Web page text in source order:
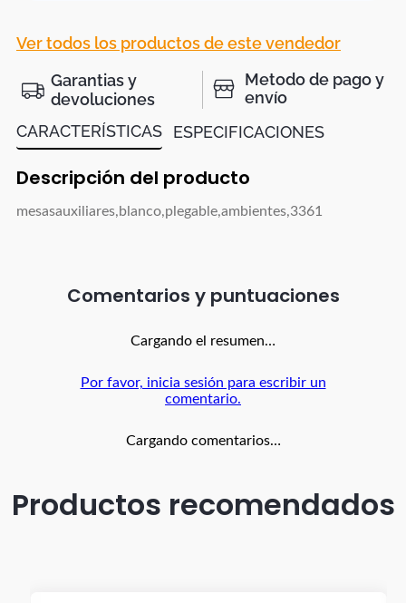
Ver todos los productos de este vendedor
Garantias y
devoluciones
Metodo de pago y
envío
CARACTERÍSTICAS
ESPECIFICACIONES
Descripción del producto
mesasauxiliares,blanco,plegable,ambientes,3361
Comentarios
Cargando el resumen…
Por favor, inicia sesión para escribir un
comentario.
Cargando comentarios…
Productos recomendados